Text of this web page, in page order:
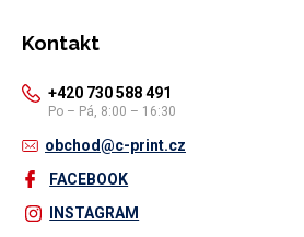
Kontakt
+420 730 588 491
Po – Pá, 8:00 – 16:30
obchod@c-print.cz
FACEBOOK
INSTAGRAM